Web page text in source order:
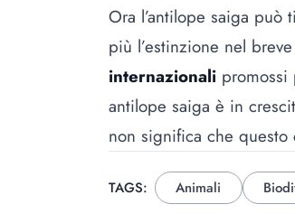
Ora l’antilope saiga può
più l’estinzione nel
internazionali promossi
antilope saiga è in
non significa che questo
TAGS: Animali